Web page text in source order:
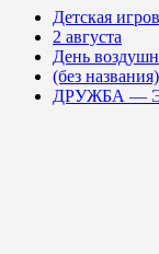
Детская
2 августа
День
(без названия)
ДРУЖБА —